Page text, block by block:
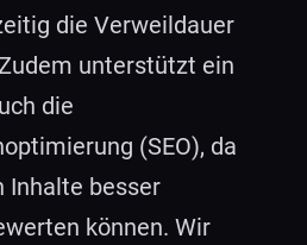
die Verweildauer
unterstützt ein
die
(SEO), da
Inhalte besser
können. Wir